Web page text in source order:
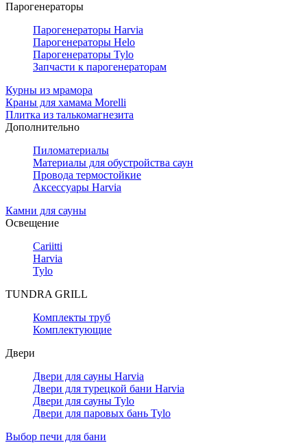
Парогенераторы
Парогенераторы Harvia
Парогенераторы Helo
Парогенераторы Tylo
Запчасти к парогенераторам
Курны из мрамора
Краны для хамама Morelli
Плитка из талькомагнезита
Дополнительно
Пиломатериалы
Материалы для обустройства саун
Провода термостойкие
Аксессуары Harvia
Камни для сауны
Освещение
Cariitti
Harvia
Tylo
TUNDRA GRILL
Комплекты труб
Комплектующие
Двери
Двери для сауны Harvia
Двери для турецкой бани Harvia
Двери для сауны Tylo
Двери для паровых бань Tylo
Выбор печи для бани